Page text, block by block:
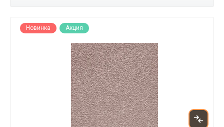
Новинка Акция